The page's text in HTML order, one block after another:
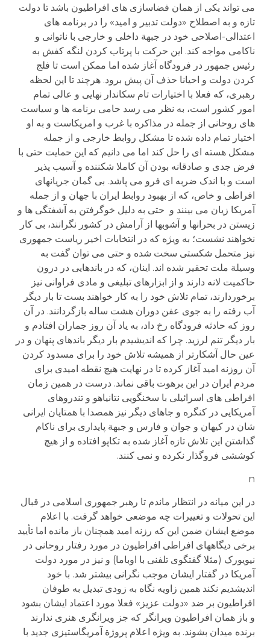
می تواند یکی از همان فضاسازی های افراطیون باشد تا دولت
تازه و به اصطلاح «دولت تدبیر و امید» را در برنامه های
اعتدالی-اصلاحی خود در جبهة داخلی و خارجی با ناتوانی و
ناکامی مواجه کند. این حرکت با پرتاب کردن لنگه کفش به
رئیس جمهور در فرودگاه آغاز شده اما ممکن است تا فلج
کردن دولت و احیانا حذف آن پیش برود. هرچند تا این لحظه
رهبری، که فعلا با اختیارات تام سکاندار نهایی و عالی تمام
امور کشور است، به نظر می رسد حامی برنامه ها و سیاست
های روحانی از جمله در مذاکره با غرب و امریکاست و به او
اختیار تمام داده شده تا مشکل روابط خارجی و از جمله
مشکل هسته ای را حل کند اما می دانیم که این حمایت حتی با
فرض جدی و صادقانه بودن آن کاملا شکننده و آسیب پذیر
است و با اندک ضربه ای فرو می پاشد. بی گمان جریانهای
افراطی و خاص، که از بهبود روابط ایران با جهان و از جمله
آمریکا زیان می بینند و حتی به دلیل خوگرفتن به آشفتگی ها و
زیستن در بحرانها و آشوبها از آرامش در کشور نگرانند، بی کار
نخواهند نشست؛ به ویژه که در انتخابات اخیر ریاست جمهوری
نیز متحمل شکستی سخت شده و حتی می توان گفت به
وسیلة ملت تحقیر شده اند. اینان، که در باندهایی در درون
حاکمیت لانه دارند و از ابزارهای تبلیغی و مادی فراوانی نیز
برخوردارند، تمام تلاش خود را به کار خواهند بست تا بار دیگر
آب رفته را به جوی عفن دوران هشت ساله بازگردانند. در آن
روز که حادثه فرودگاه رخ داد، به یاد آن روز جماران افتادم و
بار دیگر تنم لرزید. چرا که اندیشیدم بار دیگر باندهای پنهان و در
عین حال آشکارتر از همیشه تلاش خود را برای مسدود کردن
آن روزنه امید آغاز کرده تا در نهایت هیچ نقطه امیدی برای
مردم ایران در این برهوت باقی نماند. درست در همین زمان
افراطی های اسرائیلی با سخنگویی نتانیاهو و تندروهای
آمریکایی در کنگره و جاهای دیگر نیز همصدا با همتایان ایرانی
شان در کیهان و جوان و فارس و جبهة پایداری برای ناکام
گذاشتن این تلاش تازه آغاز شده به تکاپو افتاده و از هیچ
کوششی فروگذار نکرده و نمی کنند.
n
در این میانه در انتظار ماندم تا رهبر جمهوری اسلامی در قبال
این تحولات و تغییرات چه موضعی خواهد گرفت. با اعلام
موضع ایشان ضمن این که رزنه امید همچنان باز مانده اما تأیید
برخی دیگاههای افراطی افراطیون در مورد رفتار روحانی در
نیویورک (مثلا گفتگوی تلفنی با اوباما) و نیز در مورد دولت
آمریکا در گفتار ایشان موجب نگرانی بیشتر شد. با خود
اندیشدیم نکند همین زاویه نگاه به زودی تبدیل به طوفان
افراطیون بر ضد «دولت عزیز» فعلا مورد اعتماد ایشان بشود
و باز همان افراطیون ویرانگر که جز ویرانگری هنری ندارند
برنده میدان بشوند. به ویژه اعلام پروژة آمریگاستیزی جدید با